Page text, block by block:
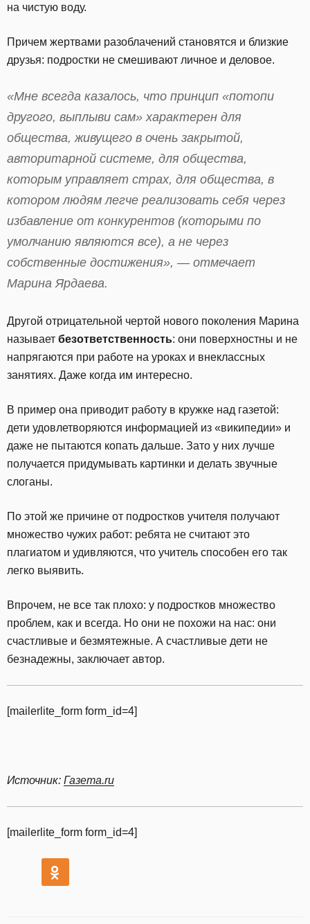
на чистую воду.
Причем жертвами разоблачений становятся и близкие
друзья: подростки не смешивают личное и деловое.
«Мне всегда казалось, что принцип «потопи
другого, выплыви сам» характерен для
общества, живущего в очень закрытой,
авторитарной системе, для общества,
которым управляет страх, для общества, в
котором людям легче реализовать себя через
избавление от конкурентов (которыми по
умолчанию являются все), а не через
собственные достижения», — отмечает
Марина Ярдаева.
Другой отрицательной чертой нового поколения Марина
называет безответственность: они поверхностны и не
напрягаются при работе на уроках и внеклассных
занятиях. Даже когда им интересно.
В пример она приводит работу в кружке над газетой:
дети удовлетворяются информацией из «википедии» и
даже не пытаются копать дальше. Зато у них лучше
получается придумывать картинки и делать звучные
слоганы.
По этой же причине от подростков учителя получают
множество чужих работ: ребята не считают это
плагиатом и удивляются, что учитель способен его так
легко выявить.
Впрочем, не все так плохо: у подростков множество
проблем, как и всегда. Но они не похожи на нас: они
счастливые и безмятежные. А счастливые дети не
безнадежны, заключает автор.
[mailerlite_form form_id=4]
Источник: Газета.ru
[mailerlite_form form_id=4]